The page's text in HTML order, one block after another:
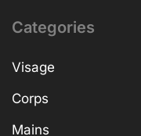
Categories
Visage
Corps
Mains